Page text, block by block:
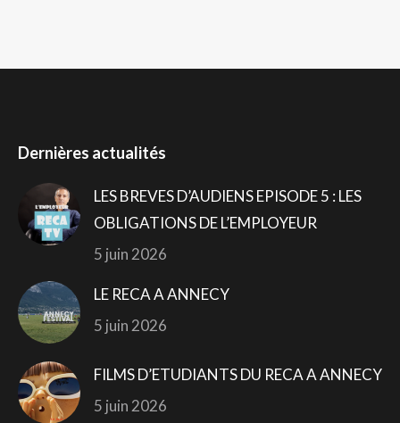
Dernières actualités
LES BREVES D’AUDIENS EPISODE 5 : LES
OBLIGATIONS DE L’EMPLOYEUR
5 juin 2026
LE RECA A ANNECY
5 juin 2026
FILMS D’ETUDIANTS DU RECA A ANNECY
5 juin 2026